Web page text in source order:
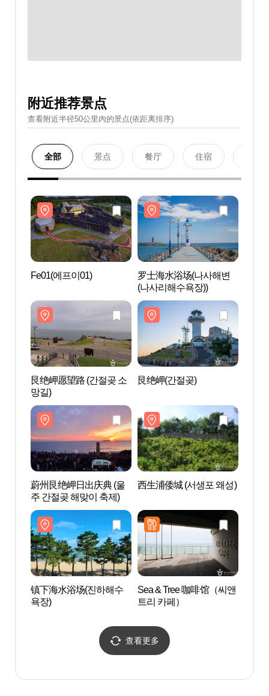
附近推荐景点
查看附近半径50公里內的景点(依距离排序)
全部 景点 餐厅 住宿
Fe01(에프이01)
罗士海水浴场(나사해변
(나사리해수욕장))
艮绝岬愿望路 (간절곶 소
망길)
艮绝岬(간절곶)
蔚州艮绝岬日出庆典 (울
주 간절곶 해맞이 축제)
西生浦倭城 (서생포 왜성)
镇下海水浴场(진하해수
욕장)
Sea & Tree 咖啡馆（씨앤
트리 카페）
查看更多